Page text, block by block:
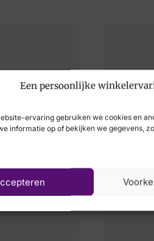
Een persoonlijke
ervaring gebruiken we cookies en
informatie op of bekijken we gegevens,